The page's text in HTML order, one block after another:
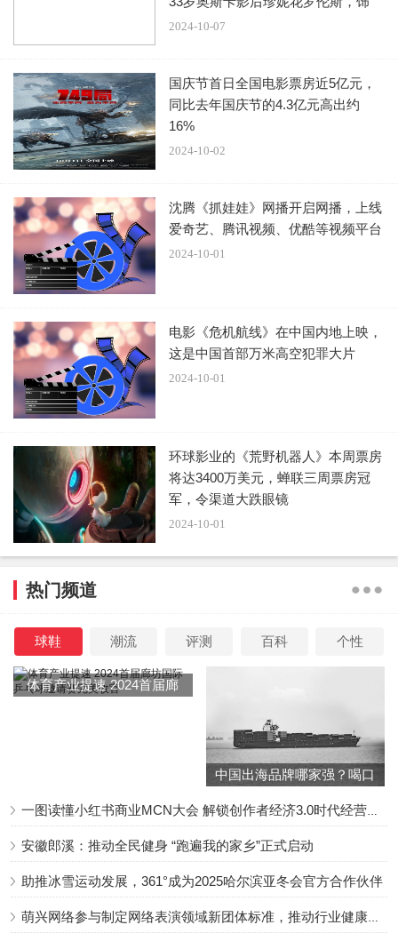
么能这样？
但说玉帕蒂不是省油的灯，是有原因的，你尚孟安分守己，
但是喜欢读书，就跟你聊文学，聊深层次的东西，这一聊一
在日常的相处中，两人慢慢培养出了感情，在某一次，叔叔
出差时，终于越过了道德线，从此以后，两人经常偷偷约
会，就连家里的下人都知道了他们两人的关系。有忠心的仆
人劝少爷尚孟，但沉浸在爱情里的他们丝毫不在意！
结果可想而知，事情被叔叔发现了！
说，正常人理解肯定是把两人千刀万剐都不足以解恨，但叔
叔却让两人在一起，不过是用一条大铁链把两人锁一起了。
既然两人是真爱，就用铁链锁在一起，这样吃饭睡觉，都可
以如胶似漆的在一起。刚开始，尚孟和玉帕蒂两人还十分开
心，这样的生活继续，只是做什么两人都在一起，算是长相
但是，话说，姜还是老的辣，他们还是太年轻了！
人，再怎么喜欢另一个人，没有了任何隐私，吃喝拉撒玩
乐，都和另一个人绑一起，还能保持初心吗？
还记得李敖被记者问，怎么会和美如画的胡梦茵离婚呢时他
的回答吗？因为他看到便秘蹲在马桶上满脸通红的胡梦茵。
更何况是两个用铁链连着的人，所以，知性美丽的玉帕蒂开
演“
2024-10-07
国庆节首日全国电影票房近5亿元，
同比去年国庆节的4.3亿元高出约
16%
2024-10-02
沈腾《抓娃娃》网播开启网播，上线
爱奇艺、腾讯视频、优酷等视频平台
2024-10-01
电影《危机航线》在中国内地上映，
这是中国首部万米高空犯罪大片
2024-10-01
环球影业的《荒野机器人》本周票房
将达3400万美元，蝉联三周票房冠
军，令渠道大跌眼镜
2024-10-01
热门频道
球鞋 潮流 评测 百科 个性
体育产业提速 2024首届廊
中国出海品牌哪家强？喝口
安徽郎溪：推动全民健身 “跑遍我的家乡”正式启动
助推冰雪运动发展，361°成为2025哈尔滨亚冬会官方合作伙伴